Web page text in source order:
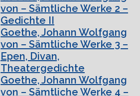
von – Sämtliche Werke 2 –
Gedichte II
Goethe, Johann Wolfgang
von – Sämtliche Werke 3 –
Epen, Divan,
Theatergedichte
Goethe, Johann Wolfgang
von – Sämtliche Werke 4 –